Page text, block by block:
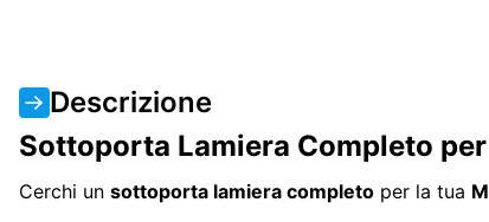
Descrizione
Sottoporta Lamiera Completo
Cerchi un sottoporta lamiera completo per la tua